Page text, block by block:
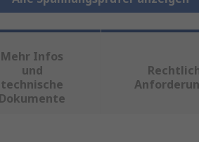
Mehr Infos
und
technische
Dokumente